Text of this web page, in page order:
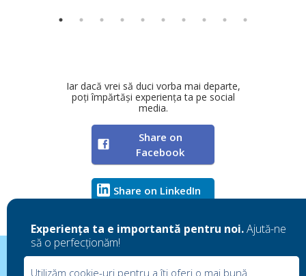
Iar dacă vrei să duci vorba mai departe,
poți împărtăși experiența ta pe social
media.
Share on
Facebook
Share on LinkedIn
Experiența ta e importantă pentru noi.Ajută-ne
să o perfecționăm!
Utilizăm cookie-uri pentru a îți oferi o mai bună